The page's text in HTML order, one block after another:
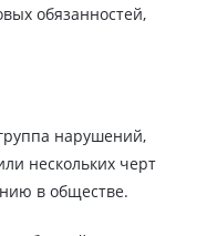
обязанностей,
нарушений,
нескольких черт
в обществе.